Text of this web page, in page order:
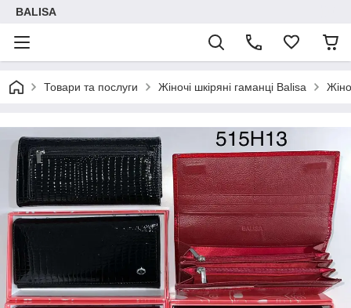
BALISA
Товари та послуги Жіночі шкіряні гаманці Balisa